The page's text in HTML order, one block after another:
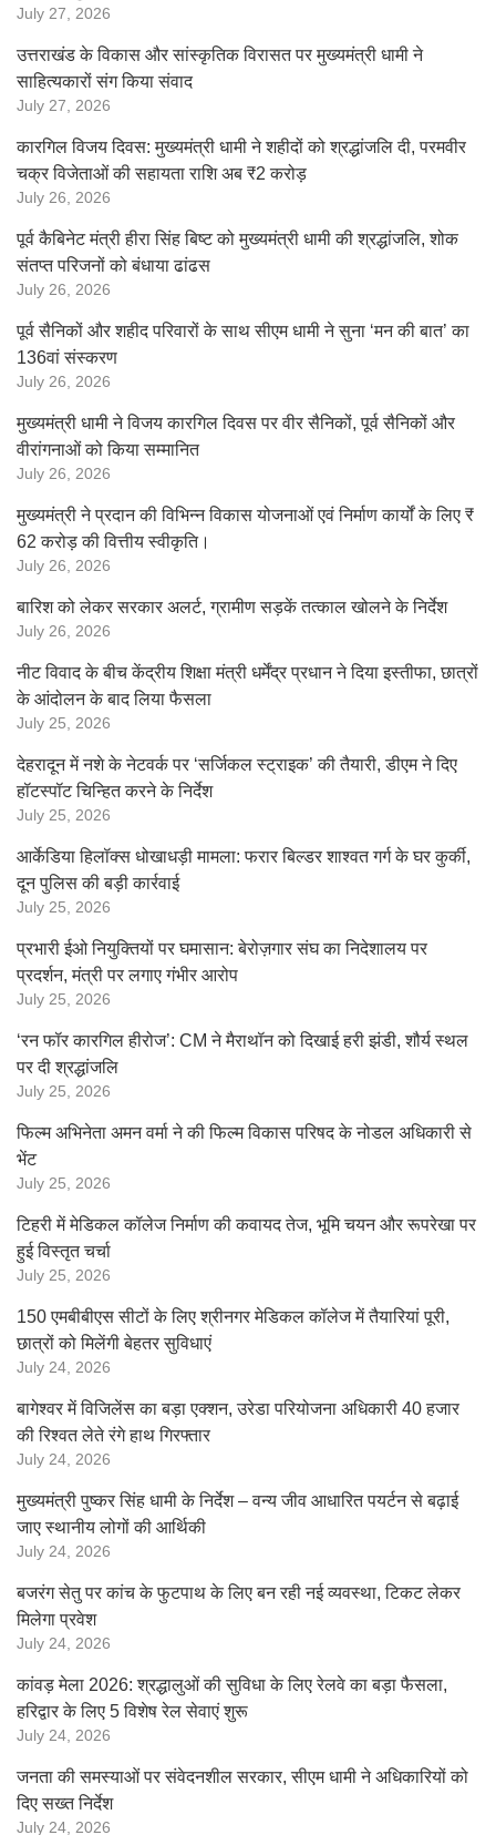
July 27, 2026
उत्तराखंड के विकास और सांस्कृतिक विरासत पर मुख्यमंत्री धामी ने
साहित्यकारों संग किया संवाद
July 27, 2026
कारगिल विजय दिवस: मुख्यमंत्री धामी ने शहीदों को श्रद्धांजलि दी, परमवीर
चक्र विजेताओं की सहायता राशि अब ₹2 करोड़
July 26, 2026
पूर्व कैबिनेट मंत्री हीरा सिंह बिष्ट को मुख्यमंत्री धामी की श्रद्धांजलि, शोक
संतप्त परिजनों को बंधाया ढांढस
July 26, 2026
पूर्व सैनिकों और शहीद परिवारों के साथ सीएम धामी ने सुना ‘मन की बात’ का
136वां संस्करण
July 26, 2026
मुख्यमंत्री धामी ने विजय कारगिल दिवस पर वीर सैनिकों, पूर्व सैनिकों और
वीरांगनाओं को किया सम्मानित
July 26, 2026
मुख्यमंत्री ने प्रदान की विभिन्न विकास योजनाओं एवं निर्माण कार्यों के लिए ₹
62 करोड़ की वित्तीय स्वीकृति।
July 26, 2026
बारिश को लेकर सरकार अलर्ट, ग्रामीण सड़कें तत्काल खोलने के निर्देश
July 26, 2026
नीट विवाद के बीच केंद्रीय शिक्षा मंत्री धर्मेंद्र प्रधान ने दिया इस्तीफा, छात्रों
के आंदोलन के बाद लिया फैसला
July 25, 2026
देहरादून में नशे के नेटवर्क पर ‘सर्जिकल स्ट्राइक’ की तैयारी, डीएम ने दिए
हॉटस्पॉट चिन्हित करने के निर्देश
July 25, 2026
आर्केडिया हिलॉक्स धोखाधड़ी मामला: फरार बिल्डर शाश्वत गर्ग के घर कुर्की,
दून पुलिस की बड़ी कार्रवाई
July 25, 2026
प्रभारी ईओ नियुक्तियों पर घमासान: बेरोज़गार संघ का निदेशालय पर
प्रदर्शन, मंत्री पर लगाए गंभीर आरोप
July 25, 2026
‘रन फॉर कारगिल हीरोज’: CM ने मैराथॉन को दिखाई हरी झंडी, शौर्य स्थल
पर दी श्रद्धांजलि
July 25, 2026
फिल्म अभिनेता अमन वर्मा ने की फिल्म विकास परिषद के नोडल अधिकारी से
भेंट
July 25, 2026
टिहरी में मेडिकल कॉलेज निर्माण की कवायद तेज, भूमि चयन और रूपरेखा पर
हुई विस्तृत चर्चा
July 25, 2026
150 एमबीबीएस सीटों के लिए श्रीनगर मेडिकल कॉलेज में तैयारियां पूरी,
छात्रों को मिलेंगी बेहतर सुविधाएं
July 24, 2026
बागेश्वर में विजिलेंस का बड़ा एक्शन, उरेडा परियोजना अधिकारी 40 हजार
की रिश्वत लेते रंगे हाथ गिरफ्तार
July 24, 2026
मुख्यमंत्री पुष्कर सिंह धामी के निर्देश – वन्य जीव आधारित पयर्टन से बढ़ाई
जाए स्थानीय लोगों की आर्थिकी
July 24, 2026
बजरंग सेतु पर कांच के फुटपाथ के लिए बन रही नई व्यवस्था, टिकट लेकर
मिलेगा प्रवेश
July 24, 2026
कांवड़ मेला 2026: श्रद्धालुओं की सुविधा के लिए रेलवे का बड़ा फैसला,
हरिद्वार के लिए 5 विशेष रेल सेवाएं शुरू
July 24, 2026
जनता की समस्याओं पर संवेदनशील सरकार, सीएम धामी ने अधिकारियों को
दिए सख्त निर्देश
July 24, 2026